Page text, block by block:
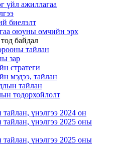
үйл ажиллагаа
биелэлт
оюуны өмчийн эрх
байдал
тайлан
зар
стратеги
мэдээ, тайлан
тайлан
тодорхойлолт
үнэлгээ 2024 он
тайлан, үнэлгээ 2025 оны
тайлан, үнэлгээ 2025 оны